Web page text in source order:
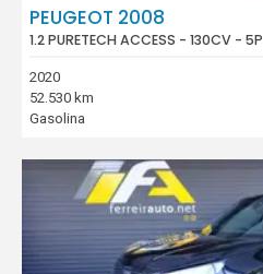
PEUGEOT 2008
1.2 PURETECH ACCESS - 130CV - 5P
2020
52.530 km
Gasolina